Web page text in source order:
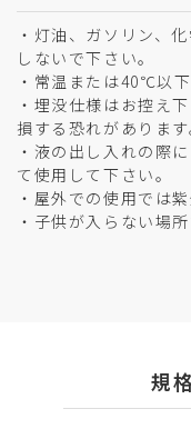
・灯油、ガソリン、
しないで下さい。
・常温または40℃以
・埋没仕様はお控え
損する恐れがあります
・液の出し入れの際
て使用して下さい。
・屋外での使用では
・子供が入らない場
規